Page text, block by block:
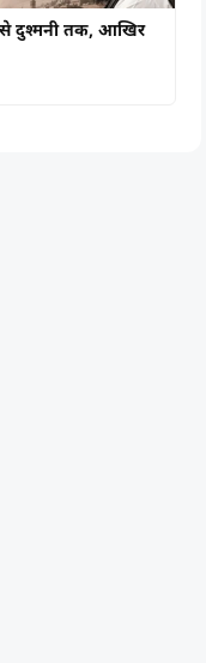
से दुश्मनी तक, आखिर